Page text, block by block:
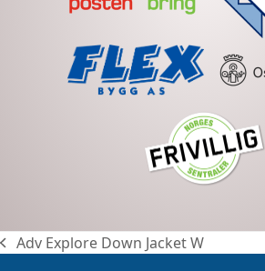
previous
Adv Explore Down Jacket W